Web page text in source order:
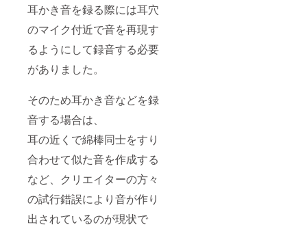
耳かき音を録る際には耳穴
のマイク付近で音を再現す
るようにして録音する必要
がありました。
そのため耳かき音などを録
音する場合は、
耳の近くで綿棒同士をすり
合わせて似た音を作成する
など、クリエイターの方々
の試行錯誤により音が作り
出されているのが現状で